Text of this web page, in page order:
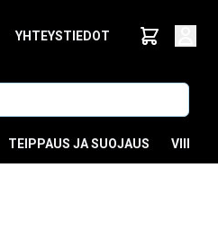
YHTEYSTIEDOT
TEIPPAUS JA SUOJAUS